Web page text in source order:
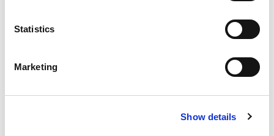
Statistics
Marketing
Show details
Progetto "Un Parco per te"
NUMERO DETERMINA:
Istituto Comprensivo di Bagno di Romagna